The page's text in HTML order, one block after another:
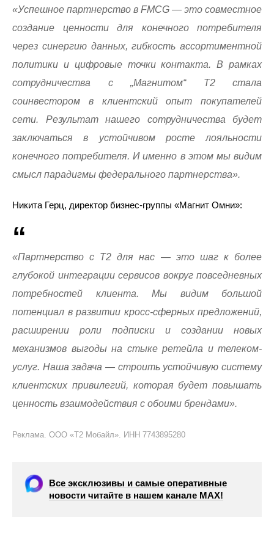
«Успешное партнерство в FMCG — это совместное
создание ценности для конечного потребителя
через синергию данных, гибкость ассортиментной
политики и цифровые точки контакта. В рамках
сотрудничества с „Магнитом“ Т2 стала
соинвестором в клиентский опыт покупателей
сети. Результат нашего сотрудничества будет
заключаться в устойчивом росте лояльности
конечного потребителя. И именно в этом мы видим
смысл парадигмы федерального партнерства».
Никита Герц, директор бизнес-группы «Магнит Омни»:
«Партнерство с Т2 для нас — это шаг к более
глубокой интеграции сервисов вокруг повседневных
потребностей клиента. Мы видим большой
потенциал в развитии кросс-сферных предложений,
расширении роли подписки и создании новых
механизмов выгоды на стыке ретейла и телеком-
услуг. Наша задача — строить устойчивую систему
клиентских привилегий, которая будет повышать
ценность взаимодействия с обоими брендами».
Реклама. ООО «Т2 Мобайл». ИНН 7743895280
Все эксклюзивы и самые оперативные
новости читайте в нашем канале МАХ!